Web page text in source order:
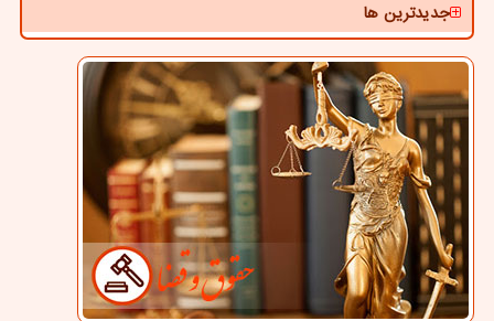
جدیدترین ها